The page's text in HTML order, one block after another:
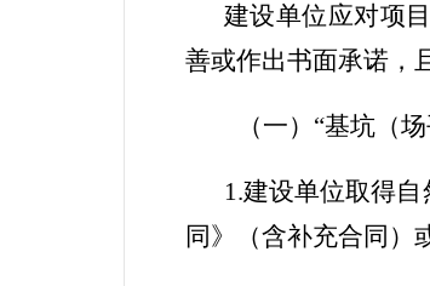
建设单位应对项
善或作出书面承诺，
（一）“基坑（
1.建设单位取得
同》（含补充合同）